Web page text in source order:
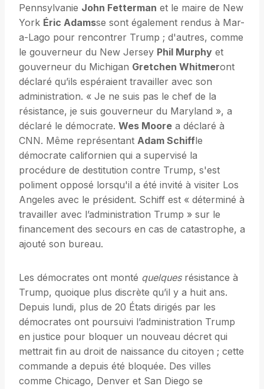
Pennsylvanie John Fetterman et le maire de New
York Éric Adamsse sont également rendus à Mar-
a-Lago pour rencontrer Trump ; d'autres, comme
le gouverneur du New Jersey Phil Murphy et
gouverneur du Michigan Gretchen Whitmeront
déclaré qu’ils espéraient travailler avec son
administration. « Je ne suis pas le chef de la
résistance, je suis gouverneur du Maryland », a
déclaré le démocrate. Wes Moore a déclaré à
CNN. Même représentant Adam Schiffle
démocrate californien qui a supervisé la
procédure de destitution contre Trump, s'est
poliment opposé lorsqu'il a été invité à visiter Los
Angeles avec le président. Schiff est « déterminé à
travailler avec l’administration Trump » sur le
financement des secours en cas de catastrophe, a
ajouté son bureau.
Les démocrates ont monté quelquesrésistance à
Trump, quoique plus discrète qu’il y a huit ans.
Depuis lundi, plus de 20 États dirigés par les
démocrates ont poursuivi l’administration Trump
en justice pour bloquer un nouveau décret qui
mettrait fin au droit de naissance du citoyen ; cette
commande a depuis été bloquée. Des villes
comme Chicago, Denver et San Diego se